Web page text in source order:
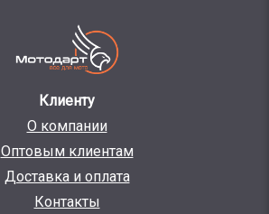
Клиенту
О компании
Оптовым клиентам
Доставка и оплата
Контакты